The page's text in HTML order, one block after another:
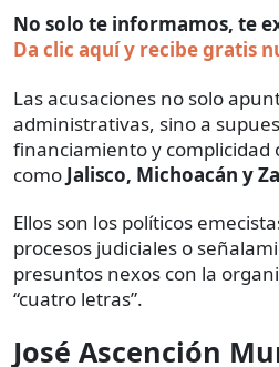
No solo te informamos, te
Da clic aquí y recibe gratis
Las acusaciones no solo
administrativas, sino a
financiamiento y complicidad
como Jalisco, Michoacán y
Ellos son los políticos
procesos judiciales o
presuntos nexos con la
“cuatro letras”.
José Ascención